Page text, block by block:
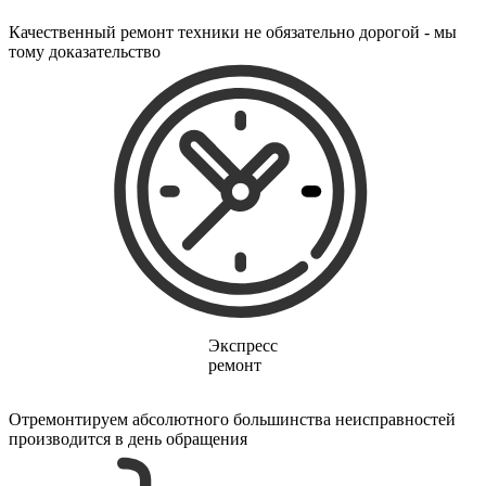
электрорезов
электрорубаноков
электросамокатов
электрощеток
электрощитов
электрошвабер
электросковороды
электротельферов
электротермосов
электровелосипедов
электровеников
эллиптических тренажеров
эндоскопов
эпиляторов
фальцовщиков
фекальных насосов
фенов настенных
фен-щеток
ферментаторов
финишер-брошюровщиков
Качественный ремонт техники не обязательно дорогой - мы
тому доказательство
Экспресс
ремонт
Отремонтируем абсолютного большинства неисправностей
производится в день обращения